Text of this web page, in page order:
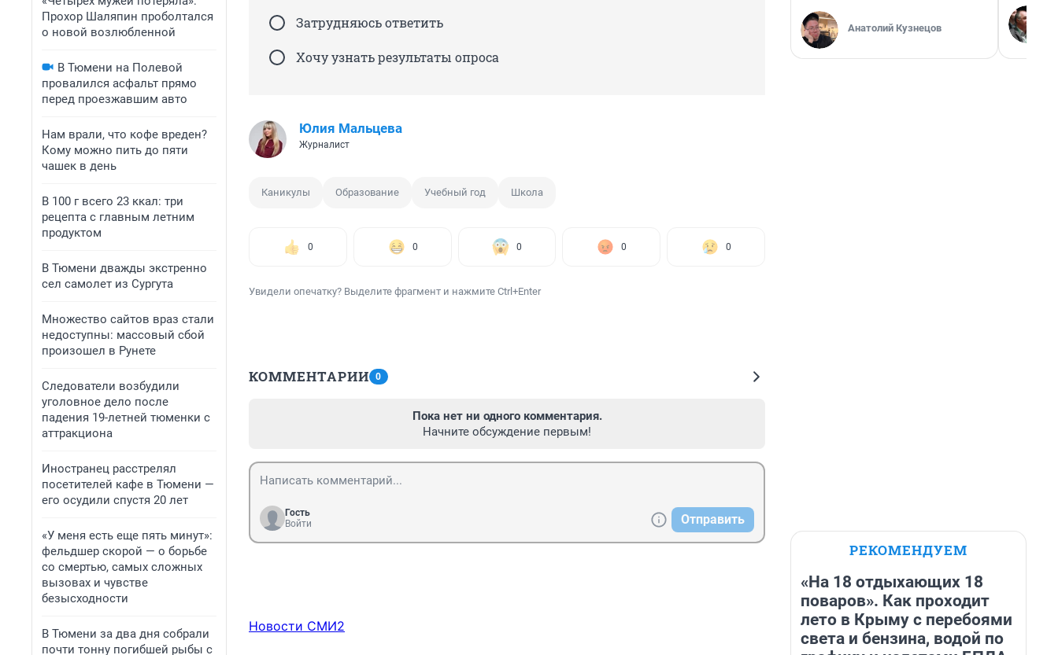
Прохор Шаляпин проболтался
о новой возлюбленной
В Тюмени на Полевой
провалился асфальт прямо
перед проезжавшим авто
Нам врали, что кофе вреден?
Кому можно пить до пяти
чашек в день
В 100 г всего 23 ккал: три
рецепта с главным летним
продуктом
В Тюмени дважды экстренно
сел самолет из Сургута
Множество сайтов враз стали
недоступны: массовый сбой
произошел в Рунете
Следователи возбудили
уголовное дело после
падения 19-летней тюменки с
аттракциона
Иностранец расстрелял
посетителей кафе в Тюмени —
его осудили спустя 20 лет
«У меня есть еще пять минут»:
фельдшер скорой — о борьбе
со смертью, самых сложных
вызовах и чувстве
безысходности
В Тюмени за два дня собрали
почти тонну погибшей рыбы с
Затрудняюсь ответить
Хочу узнать результаты опроса
Юлия Мальцева
Журналист
Каникулы Образование Учебный год Школа
0 0 0 0 0
Увидели опечатку? Выделите фрагмент и нажмите Ctrl+Enter
КОММЕНТАРИИ 0
Пока нет ни одного комментария.
Начните обсуждение первым!
Гость
Войти
Отправить
Новости СМИ2
Анатолий Кузнецов
РЕКОМЕНДУЕМ
«На 18 отдыхающих 18
поваров». Как проходит
лето в Крыму с перебоями
света и бензина, водой по